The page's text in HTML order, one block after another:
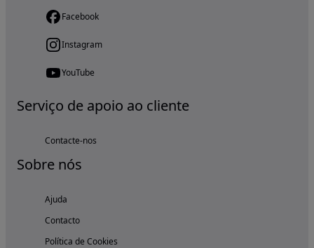
Facebook
Instagram
YouTube
Serviço de apoio ao cliente
Contacte-nos
Sobre nós
Ajuda
Contacto
Política de Cookies